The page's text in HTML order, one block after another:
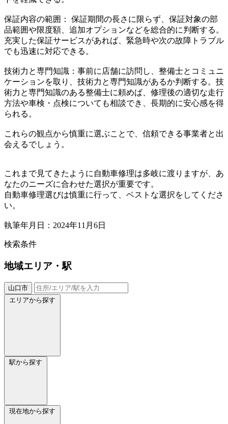
保証内容の範囲： 保証期間の長さに限らず、保証対象の部
品範囲や限度額、追加オプションなどを総合的に判断する。
充実した保証サービスがあれば、緊急時や次の故障トラブル
でも迅速に対応できる。
技術力と専門知識：事前に店舗に訪問し、整備士とコミュニ
ケーションを取り、技術力と専門知識があるか判断する。技
術力と専門知識のある整備士に頼めば、修理後の適切な走行
方法や車検・点検についても相談でき、長期的に安心感を得
られる。
これらの観点から慎重に選ぶことで、信頼できる事業者と出
会えるでしょう。
これまで見てきたように自動車修理は多岐に渡りますが、あ
なたのニーズに合わせた選択が重要です。
自動車修理選びは慎重に行って、ベストな選択をしてくださ
い。
執筆年月日：2024年11月6日
検索条件
地域エリア・駅
山口市
エリアから探す
駅から探す
現在地から探す